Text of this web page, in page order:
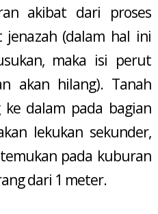
akibat dari proses
(dalam hal ini
maka isi perut
akan hilang). Tanah
dalam pada bagian
lekukan sekunder,
pada kuburan
dari 1 meter.